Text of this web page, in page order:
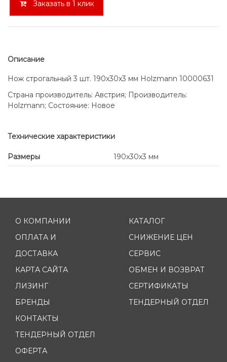
Заказать в 1 клик
Описание
Нож строгальный 3 шт. 190x30x3 мм Holzmann 10000631
Страна производитель: Австрия; Производитель:
Holzmann; Состояние: Новое
Технические характеристики
Размеры 190x30x3 мм
О КОМПАНИИ
ОПЛАТА И
ДОСТАВКА
КАРТА САЙТА
ЛИЗИНГ
БРЕНДЫ
КОНТАКТЫ
ТЕНДЕРНЫЙ ОТДЕЛ
ОФЕРТА
КАТАЛОГ
СНИЖЕНИЕ ЦЕН
СЕРВИС
ОБМЕН И ВОЗВРАТ
СЕРТИФИКАТЫ
ТЕНДЕРНЫЙ ОТДЕЛ